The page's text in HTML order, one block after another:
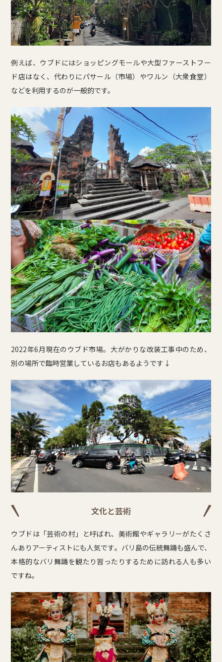
例えば、ウブドにはショッピングモールや大型ファーストフー
ド店はなく、代わりにパサール（市場）やワルン（大衆食堂）
などを利用するのが一般的です。
2022年6月現在のウブド市場。大がかりな改装工事中のため、
別の場所で臨時営業しているお店もあるようです↓
文化と芸術
ウブドは「芸術の村」と呼ばれ、美術館やギャラリーがたくさ
んありアーティストにも人気です。バリ島の伝統舞踊も盛んで、
本格的なバリ舞踊を観たり習ったりするために訪れる人も多い
ですね。